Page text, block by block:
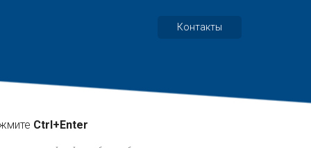
Контакты
Ctrl+Enter